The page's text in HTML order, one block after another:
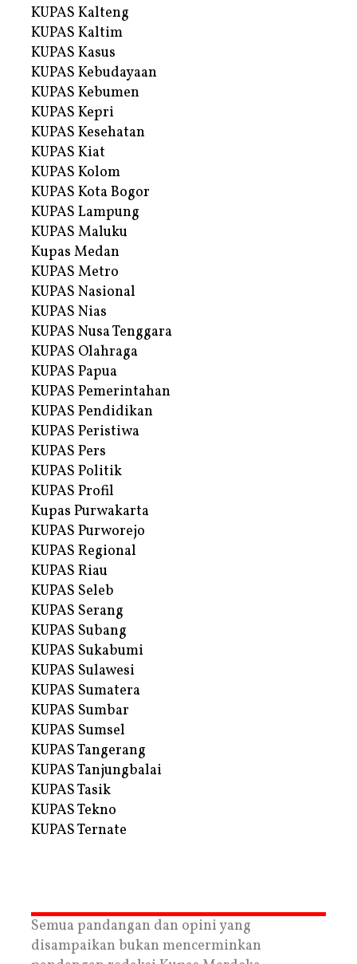
KUPAS Kalteng
KUPAS Kaltim
KUPAS Kasus
KUPAS Kebudayaan
KUPAS Kebumen
KUPAS Kepri
KUPAS Kesehatan
KUPAS Kiat
KUPAS Kolom
KUPAS Kota Bogor
KUPAS Lampung
KUPAS Maluku
Kupas Medan
KUPAS Metro
KUPAS Nasional
KUPAS Nias
KUPAS Nusa Tenggara
KUPAS Olahraga
KUPAS Papua
KUPAS Pemerintahan
KUPAS Pendidikan
KUPAS Peristiwa
KUPAS Pers
KUPAS Politik
KUPAS Profil
Kupas Purwakarta
KUPAS Purworejo
KUPAS Regional
KUPAS Riau
KUPAS Seleb
KUPAS Serang
KUPAS Subang
KUPAS Sukabumi
KUPAS Sulawesi
KUPAS Sumatera
KUPAS Sumbar
KUPAS Sumsel
KUPAS Tangerang
KUPAS Tanjungbalai
KUPAS Tasik
KUPAS Tekno
KUPAS Ternate
Semua pandangan dan opini yang
disampaikan bukan mencerminkan